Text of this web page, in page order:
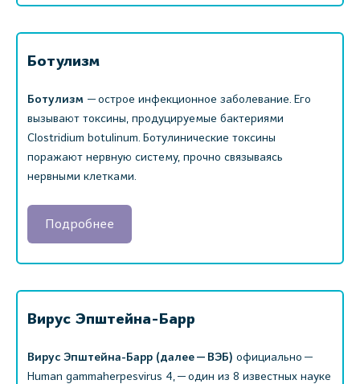
Ботулизм
Ботулизм — острое инфекционное заболевание. Его
вызывают токсины, продуцируемые бактериями
Clostridium botulinum. Ботулинические токсины
поражают нервную систему, прочно связываясь
нервными клетками.
Подробнее
Вирус Эпштейна-Барр
Вирус Эпштейна-Барр (далее — ВЭБ) официально —
Human gammaherpesvirus 4, — один из 8 известных науке